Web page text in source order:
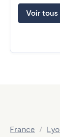
Voir tous
France /